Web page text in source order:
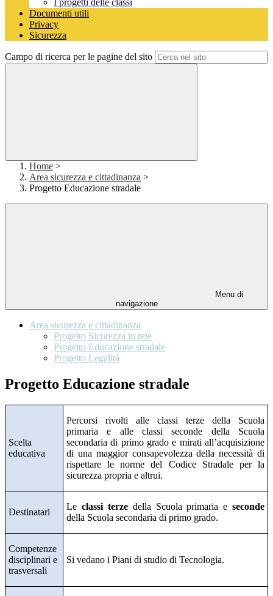
I progetti delle classi
Documenti utili
Privacy
Sicurezza
Campo di ricerca per le pagine del sito
Home >
Area sicurezza e cittadinanza >
Progetto Educazione stradale
Menu di
navigazione
Area sicurezza e cittadinanza
Progetto Sicurezza in rete
Progetto Educazione stradale
Progetto Legalità
Progetto Educazione stradale
Scelta
educativa
Percorsi rivolti alle classi terze della Scuola
primaria e alle classi seconde della Scuola
secondaria di primo grado e mirati all’acquisizione
di una maggior consapevolezza della necessità di
rispettare le norme del Codice Stradale per la
sicurezza propria e altrui.
Destinatari
Le classi terzedella Scuola primaria eseconde
della Scuola secondaria di primo grado.
Competenze
disciplinari e
trasversali
Si vedano i Piani di studio di Tecnologia.